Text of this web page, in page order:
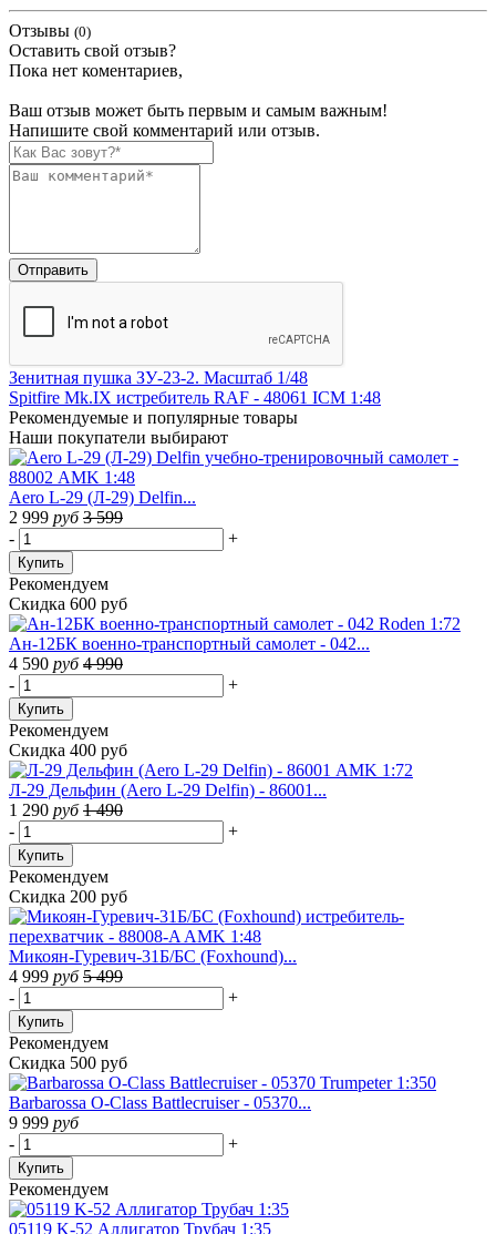
Отзывы (0)
Оставить свой отзыв?
Пока нет коментариев,
Ваш отзыв может быть первым и самым важным!
Напишите свой комментарий или отзыв.
Зенитная пушка ЗУ-23-2. Масштаб 1/48
Spitfire Mk.IX истребитель RAF - 48061 ICM 1:48
Рекомендуемые и популярные товары
Наши покупатели выбирают
Aero L-29 (Л-29) Delfin...
2 999 руб 3 599
-
+
Купить
Рекомендуем
Скидка 600 руб
Ан-12БК военно-транспортный самолет - 042...
4 590 руб 4 990
-
+
Купить
Рекомендуем
Скидка 400 руб
Л-29 Дельфин (Aero L-29 Delfin) - 86001...
1 290 руб 1 490
-
+
Купить
Рекомендуем
Скидка 200 руб
Микоян-Гуревич-31Б/БС (Foxhound)...
4 999 руб 5 499
-
+
Купить
Рекомендуем
Скидка 500 руб
Barbarossa O-Class Battlecruiser - 05370...
9 999 руб
-
+
Купить
Рекомендуем
05119 K-52 Аллигатор Трубач 1:35